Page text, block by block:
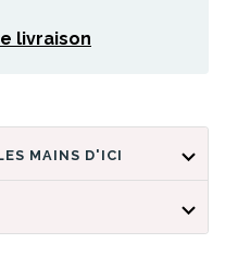
livraison
LA BOUTIQUE LES MAINS D'ICI